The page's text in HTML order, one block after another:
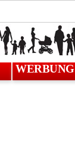
WERBUNG